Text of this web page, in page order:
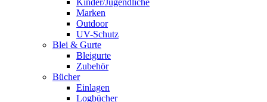
Kinder/Jugendliche
Marken
Outdoor
UV-Schutz
Blei & Gurte
Bleigurte
Zubehör
Bücher
Einlagen
Logbücher